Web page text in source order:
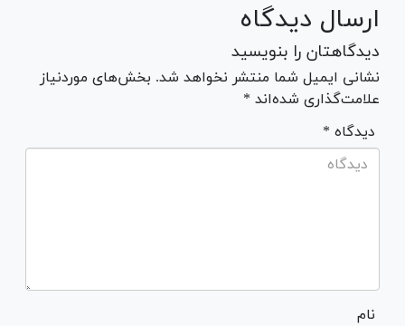
ارسال دیدگاه
دیدگاهتان را بنویسید
نشانی ایمیل شما منتشر نخواهد شد. بخش‌های موردنیاز
علامت‌گذاری شده‌اند *
* دیدگاه
نام